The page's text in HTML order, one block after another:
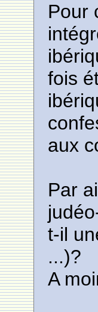
Pour
fois
aux
Par
t-il
...)?
A